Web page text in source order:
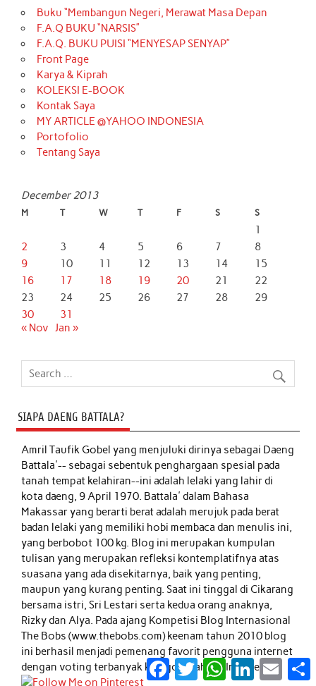
Buku “Membangun Negeri, Merawat Masa Depan
F.A.Q BUKU “NARSIS”
F.A.Q. BUKU PUISI “MENYESAP SENYAP”
Front Page
Karya & Kiprah
KOLEKSI E-BOOK
Kontak Saya
MY ARTICLE @YAHOO INDONESIA
Portofolio
Tentang Saya
December 2013
M T W T F S S
1
2
3 4 5 6 7
8
9
10 11 12 13 14
15
16
17 18 19 20 21
22
23
24 25 26 27 28
29
30
31
« Nov Jan »
SIAPA DAENG BATTALA?
Amril Taufik Gobelyang menjuluki dirinya sebagai Daeng
Battala'-- sebagai sebentuk penghargaan spesial pada
tanah tempat kelahiran--ini adalah lelaki yang lahir di
kota daeng, 9 April 1970. Battala' dalam Bahasa
Makassar yang berarti berat adalah merujuk pada berat
badan lelaki yang memiliki hobi membaca dan menulis ini,
yang berbobot 100 kg. Blog ini merupakan kumpulan
tulisan yang merupakan refleksi kontemplatifnya atas
suasana yang ada disekitarnya, baik yang penting,
maupun yang kurang penting. Saat ini tinggal di Cikarang
bersama istri, Sri Lestari serta kedua orang anaknya,
Rizky dan Alya. Pada ajang Kompetisi Blog Internasional
The Bobs (www.thebobs.com) keenam tahun 2010 blog
ini berhasil menjadi pemenang favorit pengguna internet
dengan voting terbanyak kategori Bahasa Indonesia.
Facebook
TwitterWhatsApp
LinkedInEmail